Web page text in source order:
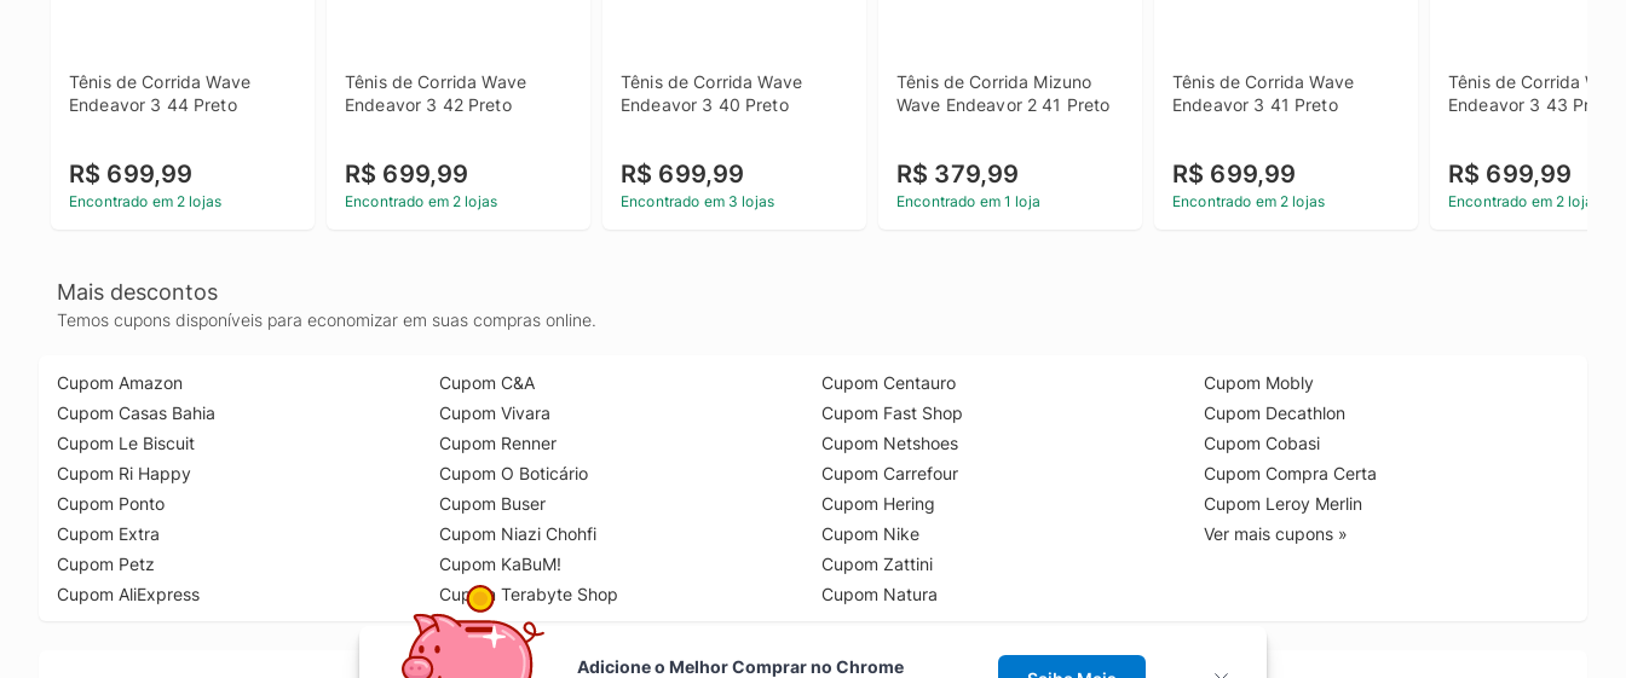
Tênis de Corrida Wave
Endeavor 3 44 Preto
R$ 699,99
Encontrado em 2 lojas
Tênis de Corrida Wave
Endeavor 3 42 Preto
R$ 699,99
Encontrado em 2 lojas
Tênis de Corrida Wave
Endeavor 3 40 Preto
R$ 699,99
Encontrado em 3 lojas
Tênis de Corrida Mizuno
Wave Endeavor 2 41 Preto
R$ 379,99
Encontrado em 1 loja
Tênis de Corrida Wave
Endeavor 3 41 Preto
R$ 699,99
Encontrado em 2 lojas
Tênis de Corrida
Endeavor 3 43 Preto
R$ 699,99
Encontrado em 2 lojas
Mais descontos
Temos cupons disponíveis para economizar em suas compras online.
Cupom Amazon
Cupom Casas Bahia
Cupom Le Biscuit
Cupom Ri Happy
Cupom Ponto
Cupom Extra
Cupom Petz
Cupom AliExpress
Cupom C&A
Cupom Vivara
Cupom Renner
Cupom O Boticário
Cupom Buser
Cupom Niazi Chohfi
Cupom KaBuM!
Cupom Terabyte Shop
Cupom Centauro
Cupom Fast Shop
Cupom Netshoes
Cupom Carrefour
Cupom Hering
Cupom Nike
Cupom Zattini
Cupom Natura
Cupom Mobly
Cupom Decathlon
Cupom Cobasi
Cupom Compra Certa
Cupom Leroy Merlin
Ver mais cupons »
Adicione o Melhor Comprar no Chrome